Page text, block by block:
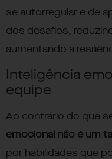
se autorregular e de
dos desafios,
aumentando a
Inteligência
equipe
Ao contrário do que
emocional não é um
por habilidades que